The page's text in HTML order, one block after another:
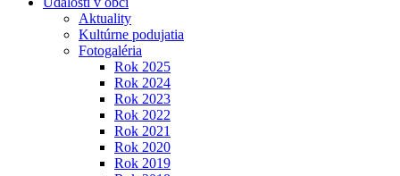
Aktuality
Kultúrne podujatia
Fotogaléria
Rok 2025
Rok 2024
Rok 2023
Rok 2022
Rok 2021
Rok 2020
Rok 2019